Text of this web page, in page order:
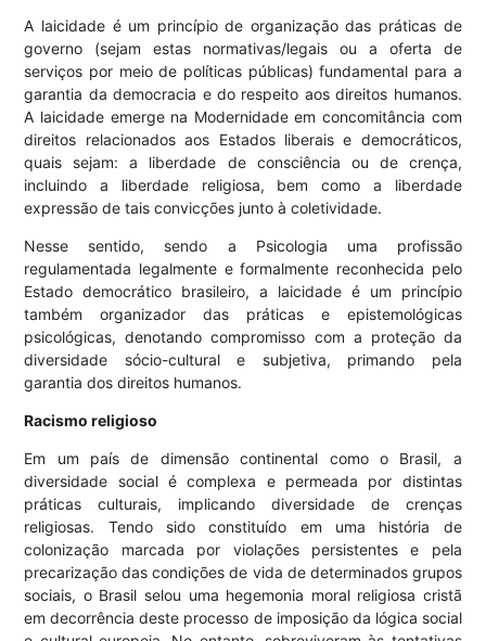
A laicidade é um princípio de organização das práticas de
governo (sejam estas normativas/legais ou a oferta de
serviços por meio de políticas públicas) fundamental para a
garantia da democracia e do respeito aos direitos humanos.
A laicidade emerge na Modernidade em concomitância com
direitos relacionados aos Estados liberais e democráticos,
quais sejam: a liberdade de consciência ou de crença,
incluindo a liberdade religiosa, bem como a liberdade
expressão de tais convicções junto à coletividade.
Nesse sentido, sendo a Psicologia uma profissão
regulamentada legalmente e formalmente reconhecida pelo
Estado democrático brasileiro, a laicidade é um princípio
também organizador das práticas e epistemológicas
psicológicas, denotando compromisso com a proteção da
diversidade sócio-cultural e subjetiva, primando pela
garantia dos direitos humanos.
Racismo religioso
Em um país de dimensão continental como o Brasil, a
diversidade social é complexa e permeada por distintas
práticas culturais, implicando diversidade de crenças
religiosas. Tendo sido constituído em uma história de
colonização marcada por violações persistentes e pela
precarização das condições de vida de determinados grupos
sociais, o Brasil selou uma hegemonia moral religiosa cristã
em decorrência deste processo de imposição da lógica social